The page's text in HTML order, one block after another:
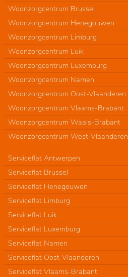
Woonzorgcentrum Brussel
Woonzorgcentrum Henegouwen
Woonzorgcentrum Limburg
Woonzorgcentrum Luik
Woonzorgcentrum Luxemburg
Woonzorgcentrum Namen
Woonzorgcentrum Oost-Vlaanderen
Woonzorgcentrum Vlaams-Brabant
Woonzorgcentrum Waals-Brabant
Woonzorgcentrum West-Vlaanderen
Serviceflat Antwerpen
Serviceflat Brussel
Serviceflat Henegouwen
Serviceflat Limburg
Serviceflat Luik
Serviceflat Luxemburg
Serviceflat Namen
Serviceflat Oost-Vlaanderen
Serviceflat Vlaams-Brabant